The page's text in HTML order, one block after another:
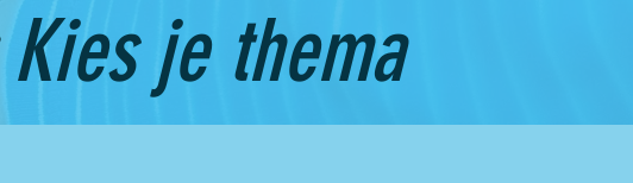
je thema